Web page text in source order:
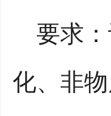
要求：
化、非